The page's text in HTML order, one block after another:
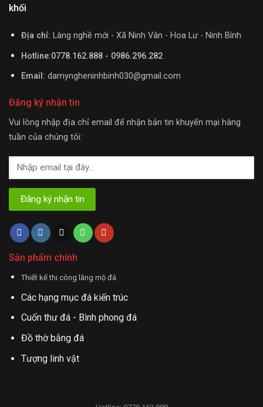
khối
Địa chỉ: Làng nghề mới - Xã Ninh Vân - Hoa Lư - Ninh Bình
Hotline:0778.162.888 - 0986.296.282
Email: damyngheninhbinh030@gmail.com
Đăng ký nhận tin
Vui lòng nhập địa chỉ email để nhận bản tin khuyến mại hàng
tuần của chúng tôi:
Sản phẩm chính
Thiết kế thi công lăng mộ đá
Các hạng mục đá kiến trúc
Cuốn thư đá - Bình phong đá
Đồ thờ bằng đá
Tượng linh vật